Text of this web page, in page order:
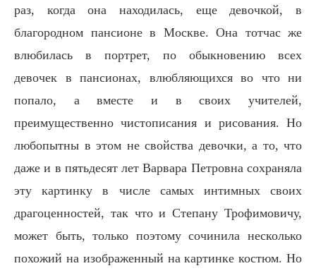
раз, когда она находилась, еще девочкой, в
благородном пансионе в Москве. Она тотчас же
влюбилась в портрет, по обыкновению всех
девочек в пансионах, влюбляющихся во что ни
попало, а вместе и в своих учителей,
преимущественно чистописания и рисования. Но
любопытны в этом не свойства девочки, а то, что
даже и в пятьдесят лет Варвара Петровна сохраняла
эту картинку в числе самых интимных своих
драгоценностей, так что и Степану Трофимовичу,
может быть, только поэтому сочинила несколько
похожий на изображенный на картинке костюм. Но